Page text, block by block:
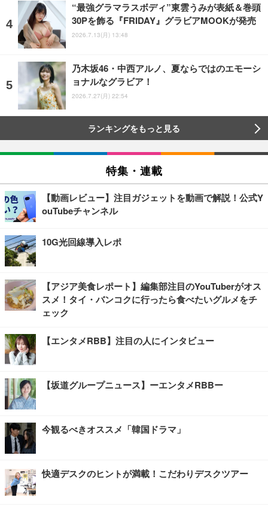
“最強グラマラスボディ”東雲うみが表紙＆巻頭
30Pを飾る『FRIDAY』グラビアMOOKが発売
2026.7.13(月) 13:48
乃木坂46・中西アルノ、夏ならではのエモーシ
ョナルなグラビア！
2026.7.27(月) 22:54
ランキングをもっと見る
特集・連載
【動画レビュー】注目ガジェットを動画で解説！公式Y
ouTubeチャンネル
10G光回線導入レポ
【アジア美食レポート】編集部注目のYouTuberがオス
スメ！タイ・バンコクに行ったら食べたいグルメをチ
ェック
【エンタメRBB】注目の人にインタビュー
【坂道グループニュース】ーエンタメRBBー
今観るべきオススメ「韓国ドラマ」
快適デスクのヒントが満載！こだわりデスクツアー